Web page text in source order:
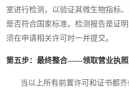
室进行检测，以验证其微生物指标
是否符合国家标准。检测报告是证
须在申请相关许可时一并提交。
第五步：最终整合——领取营业执照
当以上所有前置许可和证书都齐